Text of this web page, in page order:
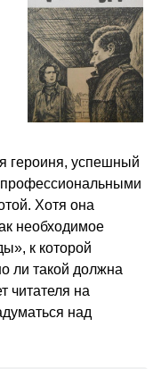
04:10
04:01
04:07
04:09
04:05
04:01
04:07
героиня, успешный
Хотя она
необходимое
к которой
ли такой должна
читателя на
над